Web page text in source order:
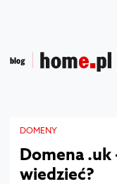
DOMENY
Domena .uk
wiedzieć?